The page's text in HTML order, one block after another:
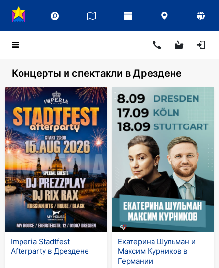
Концерты и спектакли в Дрездене
Imperia Stadtfest
Afterparty в Дрездене
Екатерина Шульман и
Максим Курников в
Германии